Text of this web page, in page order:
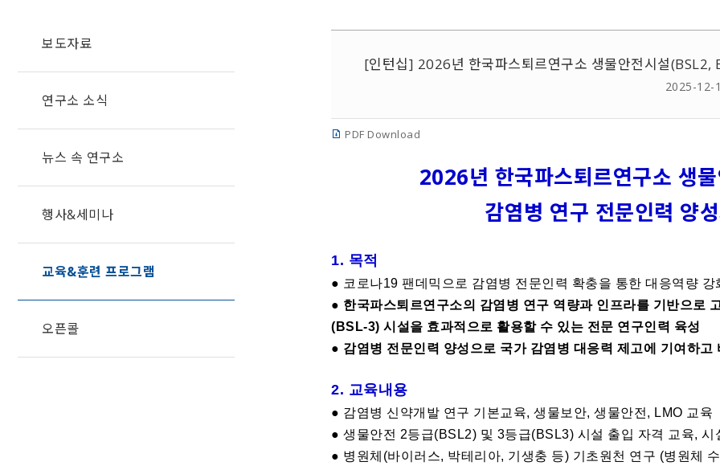
보도자료
연구소 소식
뉴스 속 연구소
행사&세미나
교육&훈련 프로그램
오픈콜
[인턴십] 2026년 한국파스퇴르연구소 생물안전시설(BSL2,
2025-12-
PDF Download
2026년 한국파스퇴르연구소 생
감염병 연구 전문인력 양
1. 목적
● 코로나19 팬데믹으로 감염병 전문인력 확충을 통한 대응역량 강
● 한국파스퇴르연구소의 감염병 연구 역량과 인프라를 기반으로
(BSL-3) 시설을 효과적으로 활용할 수 있는 전문 연구인력 육성
● 감염병 전문인력 양성으로 국가 감염병 대응력 제고에 기여하고
2. 교육내용
● 감염병 신약개발 연구 기본교육, 생물보안, 생물안전, LMO 교육
● 생물안전 2등급(BSL2) 및 3등급(BSL3) 시설 출입 자격 교육, 시
● 병원체(바이러스, 박테리아, 기생충 등) 기초원천 연구 (병원체